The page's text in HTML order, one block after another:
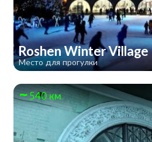
Roshen Winter Village
Место для прогулки
540 км